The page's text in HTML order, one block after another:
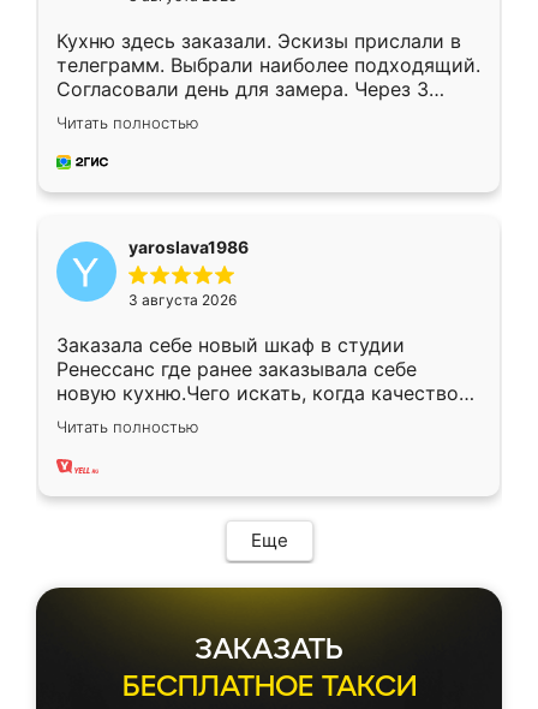
Кухню здесь заказали. Эскизы прислали в
телеграмм. Выбрали наиболее подходящий.
Согласовали день для замера. Через 3
недели кухня была уже готова. Остались
довольны работой. Спасибо Ренессанс
мебель за качественную работу!
Читать полностью
yaroslava1986
3 августа 2026
Заказала себе новый шкаф в студии
Ренессанс где ранее заказывала себе
новую кухню.Чего искать, когда качеством
вполне довольна. Служит кухня уже почти
два года, нареканий нет.
Читать полностью
Еще
ЗАКАЗАТЬ
БЕСПЛАТНОЕ ТАКСИ